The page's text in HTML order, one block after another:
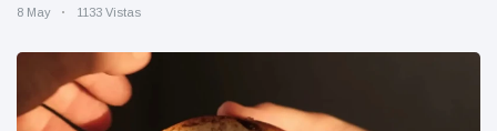
8 May 1133 Vistas